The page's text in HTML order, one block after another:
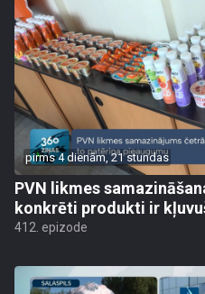
pirms 4 dienām, 21 stundas
PVN likmes
konkrēti produkti ir
412. epizode